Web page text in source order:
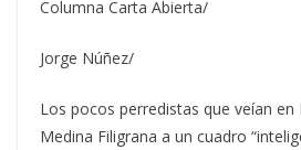
Columna Carta Abierta/
Jorge Núñez/
Los pocos perredistas que veían en
Medina Filigrana a un cuadro